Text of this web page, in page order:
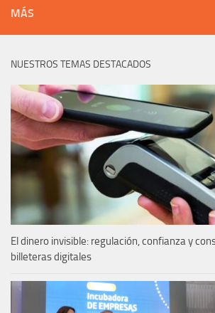
MÁS
NUESTROS TEMAS DESTACADOS
El dinero invisible: regulación, confianza y
billeteras digitales